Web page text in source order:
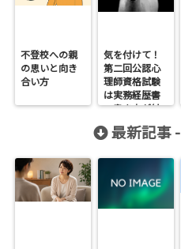
不登校への親
の思いと向き
合い方
気を付けて！
第二回公認心
理師資格試験
は実務経歴書
の書き方が(な
最新記事 -